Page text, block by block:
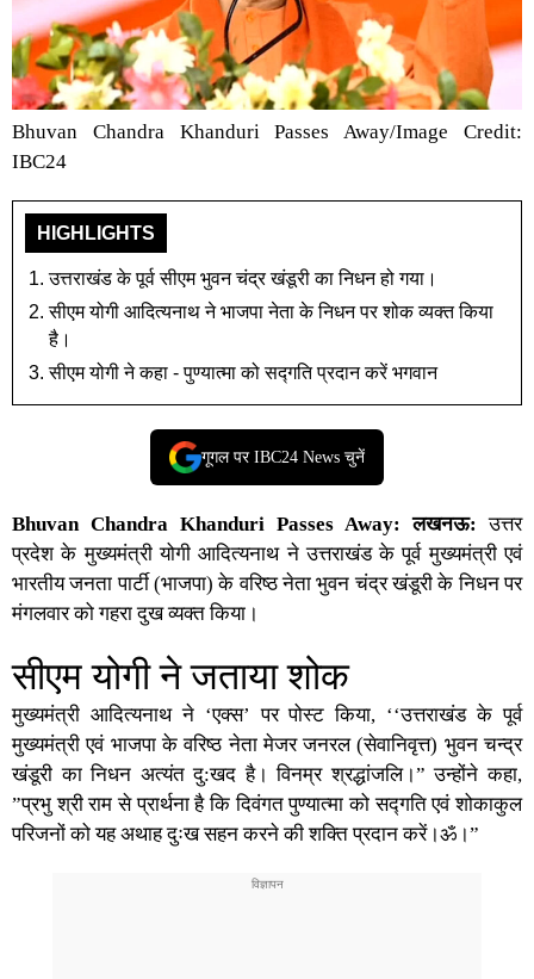
Bhuvan Chandra Khanduri Passes Away/Image Credit:
IBC24
HIGHLIGHTS
उत्तराखंड के पूर्व सीएम भुवन चंद्र खंडूरी का निधन हो गया।
सीएम योगी आदित्यनाथ ने भाजपा नेता के निधन पर शोक व्यक्त किया
है।
सीएम योगी ने कहा - पुण्यात्मा को सद्गति प्रदान करें भगवान
गूगल पर IBC24 News चुनें
Bhuvan Chandra Khanduri Passes Away: लखनऊ: उत्तर
प्रदेशकेमुख्यमंत्री योगी आदित्यनाथनेउत्तराखंडके पूर्व मुख्यमंत्री एवं
भारतीय जनता पार्टी (भाजपा) के वरिष्ठ नेता भुवन चंद्र खंडूरी के निधन पर
मंगलवार को गहरा दुख व्यक्त किया।
सीएम योगी ने जताया शोक
मुख्यमंत्री आदित्यनाथने ‘एक्स’ पर पोस्ट किया, ‘‘उत्तराखंडके पूर्व
मुख्यमंत्री एवं भाजपा के वरिष्ठ नेता मेजर जनरल (सेवानिवृत्त) भुवन चन्द्र
खंडूरी का निधन अत्यंत दु:खद है। विनम्र श्रद्धांजलि।” उन्होंने कहा,
”प्रभु श्री राम से प्रार्थना है कि दिवंगत पुण्यात्मा को सद्गति एवं शोकाकुल
परिजनों को यह अथाह दुःख सहन करने की शक्ति प्रदान करें।ॐ।”